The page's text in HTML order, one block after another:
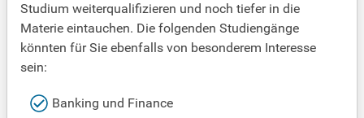
Studium weiterqualifizieren und noch tiefer in die
Materie eintauchen. Die folgenden Studiengänge
könnten für Sie ebenfalls von besonderem Interesse
sein:
Banking und Finance